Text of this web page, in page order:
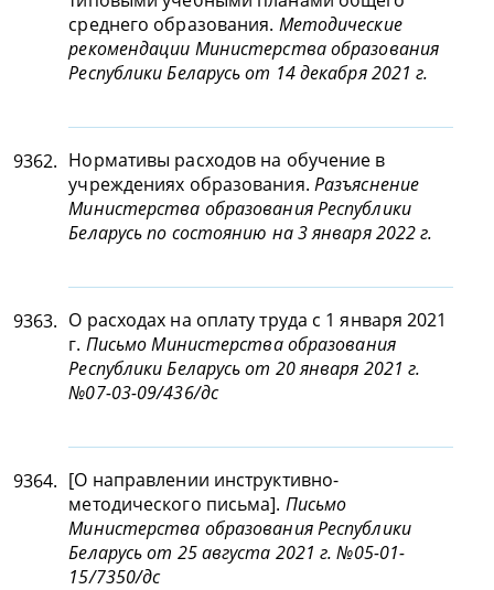
среднего образования. Методические
рекомендации Министерства образования
Республики Беларусь от 14 декабря 2021 г.
9362. Нормативы расходов на обучение в
учреждениях образования. Разъяснение
Министерства образования Республики
Беларусь по состоянию на 3 января 2022 г.
9363. О расходах на оплату труда с 1 января 2021
г. Письмо Министерства образования
Республики Беларусь от 20 января 2021 г.
№07-03-09/436/дс
9364. [О направлении инструктивно-
методического письма]. Письмо
Министерства образования Республики
Беларусь от 25 августа 2021 г. №05-01-
15/7350/дс